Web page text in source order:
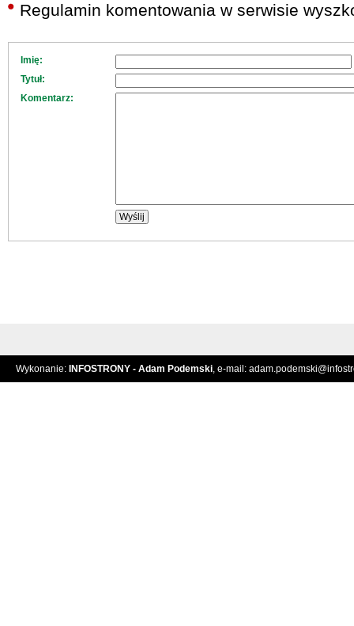
Regulamin komentowania w serwisie
Imię:
Tytuł:
Komentarz:
Wykonanie: INFOSTRONY - Adam Podemski, e-mail: